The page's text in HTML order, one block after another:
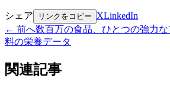
シェア リンクをコピー XLinkedIn
← 前へ数百万の食品、ひとつの強力
料の栄養データ
関連記事